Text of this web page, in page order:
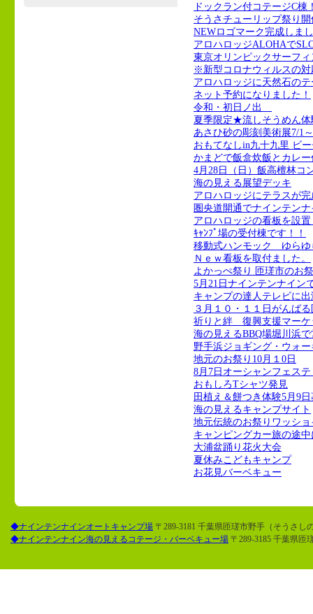
ドックラン付コテージC棟
そうさチューリップ祭り開
NEWロゴマーク完成しま
アロハロッジALOHAで
東京オリンピックサーフ
※新型コロナウィルスの対
アロハロッジに天然石の
ネット予約になりました！
令和・初日ノ出
夏季限定★流しそうめん体
あさひ砂の彫刻美術展7/1
おもてなしin九十九里 ビ
かまどで飯盒炊飯とカレ
4月28日（日）飯高檀林コ
海の見える展望デッキ
アロハロッジにテラスが
圏央道開通でナインテン
アロハロッジの看板を設
ｷｬﾝﾌﾟ場の受付棟です！！
移動式ハンモック ゆらゆ
Ｎｅｗ看板を取付ました。
よかっぺ祭り 匝瑳市のお
5月21日ナインテンナイン
キャンプの達人テレビに出
３月１０・１１日がんば
祈りと絆 復興支援マーケ
海の見えるBBQ場堀川浜
野手浜ジョギング・ウォ
地元のお祭り10月１0日
8月7日オーシャンフェス
おもしろTシャツ発見
田植え＆餅つき体験5月9
海の見えるキャンプサイト
地元伝統のお祭りワッショ
キャンピングカー旅の途中
大浦盆踊り花火大会
夏休みこどもキャンプ
お花見バーベキュー
◆ナインテンナインオートキャンプ場 〒289-3181 千葉県匝瑳市野手（そうさし
◆ナインテンナイン海の見えるコテージ・バーベキュー場 〒289-3185 千葉県匝